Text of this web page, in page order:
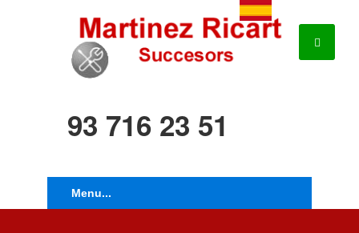
93 716 23 51